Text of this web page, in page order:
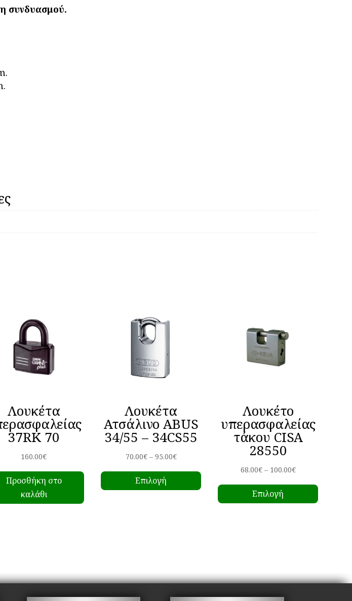
συνδυασμού.
Λουκέτα
37RK 70
160.00€
Προσθήκη στο
καλάθι
Λουκέτα
Ατσάλινο ABUS
34/55 – 34CS55
70.00€ – 95.00€Price
range:
Επιλογή
Αυτό
μπορούν
Λουκέτο
υπερασφαλείας
τάκου CISA
28550
68.00€ – 100.00€Price
range:
Επιλογή
Αυτό